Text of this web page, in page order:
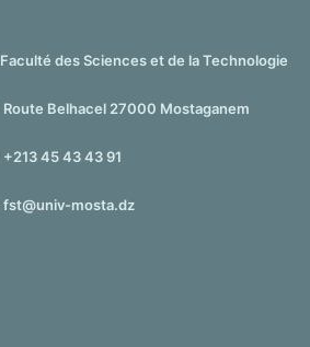
Faculté des Sciences et de la Technologie
Route Belhacel 27000 Mostaganem
+213 45 43 43 91
fst@univ-mosta.dz